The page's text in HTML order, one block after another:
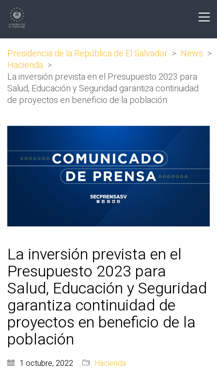
Presidencia de la República de El Salvador > News >
Hacienda >
La inversión prevista en el Presupuesto 2023 para
Salud, Educación y Seguridad garantiza continuidad
de proyectos en beneficio de la población
La inversión prevista en el
Presupuesto 2023 para
Salud, Educación y Seguridad
garantiza continuidad de
proyectos en beneficio de la
población
1 octubre, 2022 Hacienda